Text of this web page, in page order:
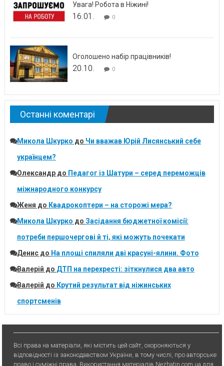
Увага! Робота в Ніжині!
16.01. 0
Оголошено набір працівників!
20.10. 0
Останні коментарі
Микола Шкурко до Чи вважав Юрій Лисянський себе
українцем?
Олександрдо Педагог із Шатури – серед переможців
міжнародного конкурсу
Женя до Квадрокоптери – на сторожі мера?
Микола Шкурко до Засідання бюджетної комісії:
потреби першочергові й ті, які можуть почекати
Денисдо На площі спиляли дві красуні-ялини. Фото
Валерій до ДТП на перехресті: зіткнулися два авто
Валерій до Крутий результат від ніжинських
спортсменів
Всі права на матеріали, які містить цей сайт, охороняються у
відповідності із законодавством України, в тому числі, про авторське
право і суміжні права. Використання матерiалiв Nezhatin.com.ua для